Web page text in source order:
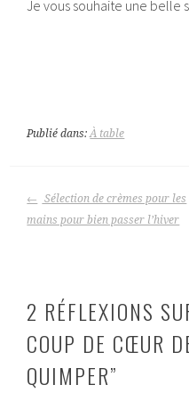
Je vous souhaite une belle
Publié dans:À table
NAVIGATION
DES
Sélection de crèmes pour les
mains pour bien passer l’hiver
2 RÉFLEXIONS
COUP DE CŒUR
QUIMPER”